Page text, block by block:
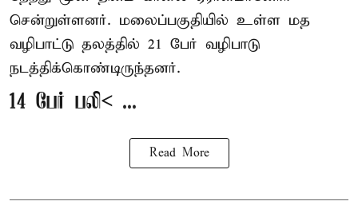
சென்றுள்ளனர். மலைப்பகுதியில் உள்ள மத
வழிபாட்டு தலத்தில் 21 பேர் வழிபாடு
நடத்திக்கொண்டிருந்தனர்.
14 பேர் பலி< ...
Read More